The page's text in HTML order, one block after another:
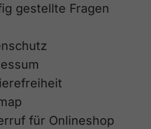
gestellte Fragen
für Onlineshop